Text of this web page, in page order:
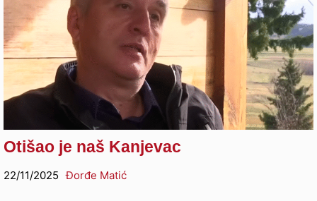
Otišao je naš Kanjevac
22/11/2025 Đorđe Matić